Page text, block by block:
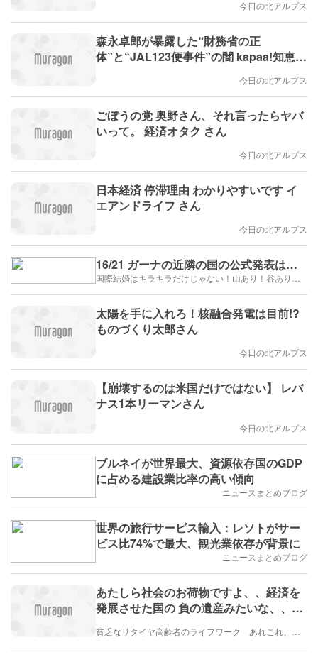
今日の北アルプス
森永卓郎が暴露した“財務省の正
体”と“JAL123便事件”の闇 kapaa!知恵袋
今日の北アルプス
ごぼうの党 奥野さん、それ言ったらヤバ
いって。 経済オタク さん
今日の北アルプス
日本経済 停滞理由 わかりやすいです イ
エアンドライフ さん
今日の北アルプス
16/21 ガーナの近隣の国の公式発表は…
太陽を手に入れろ！核融合発電は目前!?
ものづくり太郎さん
今日の北アルプス
【崩壊するのは米国だけではない】 レバ
ナス1本リーマンさん
今日の北アルプス
ブルネイが世界最大、資源依存国のGDP
に占める建設業比率の高い傾向
ニュースまとめブログ
世界の旅行サービス輸入：レソトがサー
ビス比74%で最大、観光業依存が背景に
ニュースまとめブログ
あたしら社会のお荷物ですよ、、経済を
発展させた国の 負の遺産みたいな、、つ